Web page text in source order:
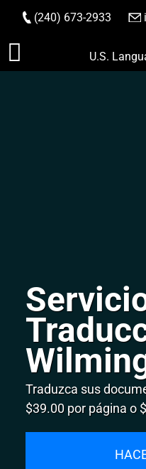
Saltar
(240) 673-2933
U.S.
Traduzca sus
$39.00 por página o